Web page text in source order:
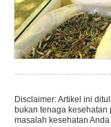
Disclaimer: Artikel ini
bukan tenaga
masalah kesehatan